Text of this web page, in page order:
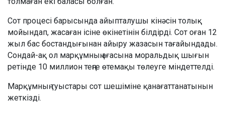
Сот процесі барысында айыпталушы кінәсін толық
мойындап, жасаған ісіне өкінетінін білдірді. Сот оған 12
жыл бас бостандығынан айыру жазасын тағайындады.
Сондай-ақ ол марқұмның ағасына моральдық шығын
ретінде 10 миллион теңге өтемақы төлеуге міндеттелді.
Марқұмның туыстары сот шешіміне қанағаттанатынын
жеткізді.